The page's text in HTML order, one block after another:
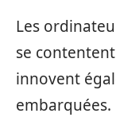
Les
se
innovent
embarquées.